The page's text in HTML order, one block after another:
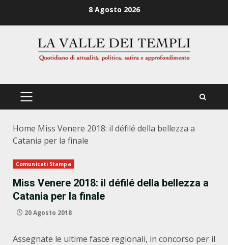
8 Agosto 2026
PRIMÄRES
Home Miss Venere 2018: il défilé della bellezza a
Catania per la finale
Comunicati Stampa
Miss Venere 2018: il défilé della bellezza a
Catania per la finale
20 Agosto 2018
Assegnate le ultime fasce regionali, in concorso per il